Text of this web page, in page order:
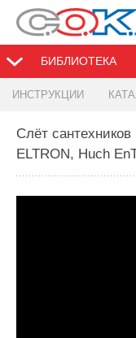
БИБЛИОТЕКА
ИНСТРУКЦИИ
Слёт
ELTRON, Huch